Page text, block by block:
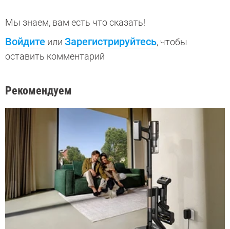
Мы знаем, вам есть что сказать!
Войдите или Зарегистрируйтесь, чтобы
оставить комментарий
Рекомендуем